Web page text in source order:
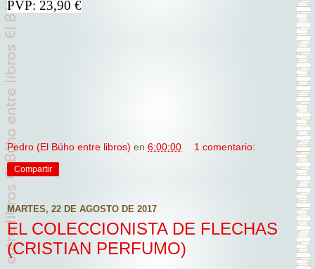
PVP: 23,90 €
Pedro (El Búho entre libros) en 6:00:00 1 comentario:
Compartir
MARTES, 22 DE AGOSTO DE 2017
EL COLECCIONISTA DE FLECHAS
(CRISTIAN PERFUMO)